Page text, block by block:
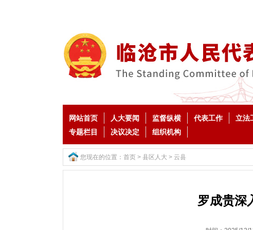
网站首页 人大要闻 监督纵横 代表工作 立法
专题栏目
决议决定 组织机构
您现在的位置： 首页 > 县区人大 > 云县
罗成贵深